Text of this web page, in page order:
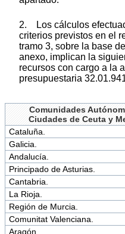
2. Los cálculos
criterios previstos en el
tramo 3, sobre la base
anexo, implican la
recursos con cargo a la
presupuestaria
Comunidades
Ciudades de Ceuta y
Cataluña.
Galicia.
Andalucía.
Principado de Asturias.
Cantabria.
La Rioja.
Región de Murcia.
Comunitat Valenciana.
Aragón.